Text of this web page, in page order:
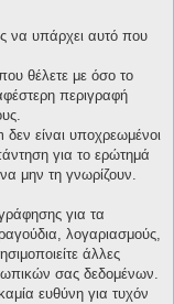
να υπάρχει αυτό που
θέλετε με όσο το
περιγραφή
είναι υποχρεωμένοι
για το ερώτημά
μην τη γνωρίζουν.
για τα
λογαριασμούς,
άλλες
σας δεδομένων.
ευθύνη για τυχόν